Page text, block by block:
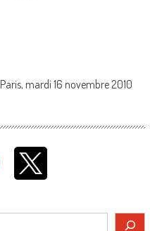
Paris, mardi 16 novembre 2010